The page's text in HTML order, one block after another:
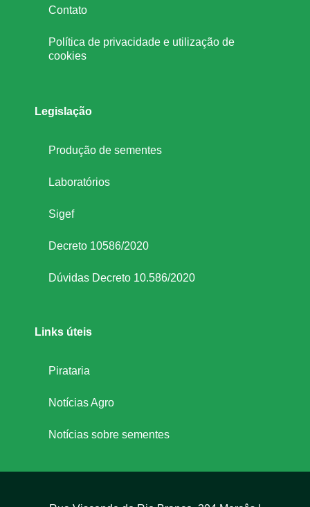
Contato
Política de privacidade e utilização de
cookies
Legislação
Produção de sementes
Laboratórios
Sigef
Decreto 10586/2020
Dúvidas Decreto 10.586/2020
Links úteis
Pirataria
Notícias Agro
Notícias sobre sementes